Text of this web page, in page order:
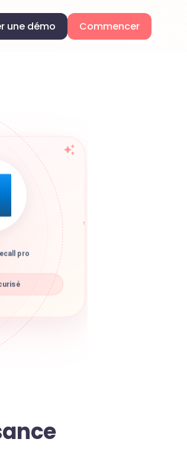
une démo Commencer
pro